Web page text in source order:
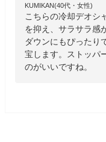
KUMIKAN(40代・女性)
こちらの冷却デオシ
を抑え、サラサラ感
ダウンにもぴったり
宝します。ストッパ
のがいいですね。